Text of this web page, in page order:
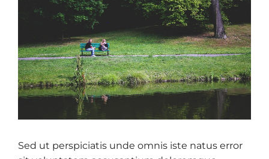
Sed ut perspiciatis unde omnis iste natus error